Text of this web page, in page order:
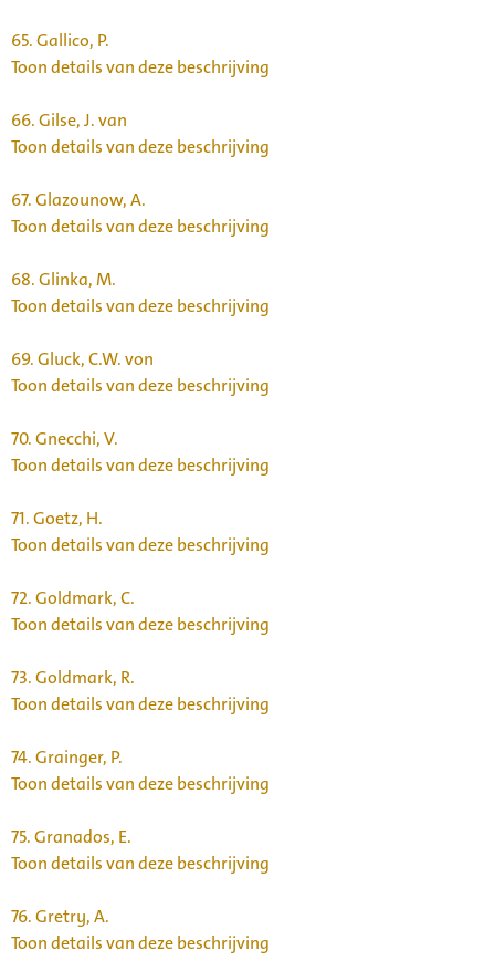
65.Gallico, P.
Toon details van deze beschrijving
66.Gilse, J. van
Toon details van deze beschrijving
67.Glazounow, A.
Toon details van deze beschrijving
68.Glinka, M.
Toon details van deze beschrijving
69.Gluck, C.W. von
Toon details van deze beschrijving
70.Gnecchi, V.
Toon details van deze beschrijving
71.Goetz, H.
Toon details van deze beschrijving
72.Goldmark, C.
Toon details van deze beschrijving
73.Goldmark, R.
Toon details van deze beschrijving
74.Grainger, P.
Toon details van deze beschrijving
75.Granados, E.
Toon details van deze beschrijving
76.Gretry, A.
Toon details van deze beschrijving